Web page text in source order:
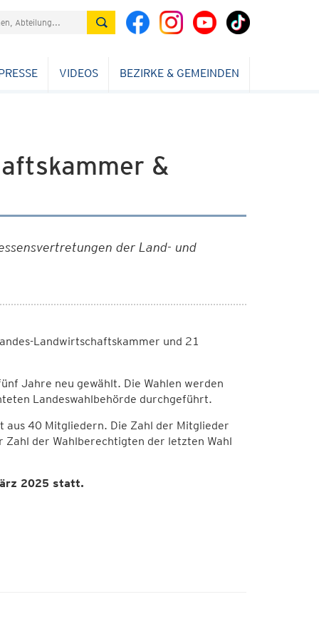
VIDEOS BEZIRKE & GEMEINDEN
&
der Land- und
Landwirtschaftskammer und 21
Jahre neu gewählt. Die Wahlen werden
Landeswahlbehörde durchgeführt.
aus 40 Mitgliedern. Die Zahl der Mitglieder
der Wahlberechtigten der letzten Wahl
2025 statt.